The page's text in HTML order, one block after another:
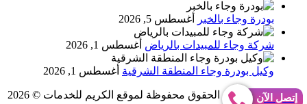
بودرة وجاء بالخبر أغسطس 5, 2026
شركة وجاء للمبيدات بالرياض أغسطس 1, 2026
وكيل بودرة وجاء المنطقة الشرقية أغسطس 1, 2026
Abo Gomaa جميع الحقوق محفوظة لموقع الكريم للخدمات © 2026 إتصل الآن